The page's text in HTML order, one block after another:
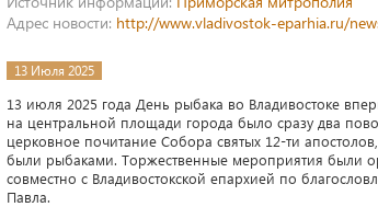
Адрес новости: http://www.vladivostok-eparhia.ru/
13 Июля 2025
13 июля 2025 года День рыбака во Владивостоке
на центральной площади города было сразу два
церковное почитание Собора святых 12-ти
были рыбаками. Торжественные мероприятия были
совместно с Владивостокской епархией по
Павла.